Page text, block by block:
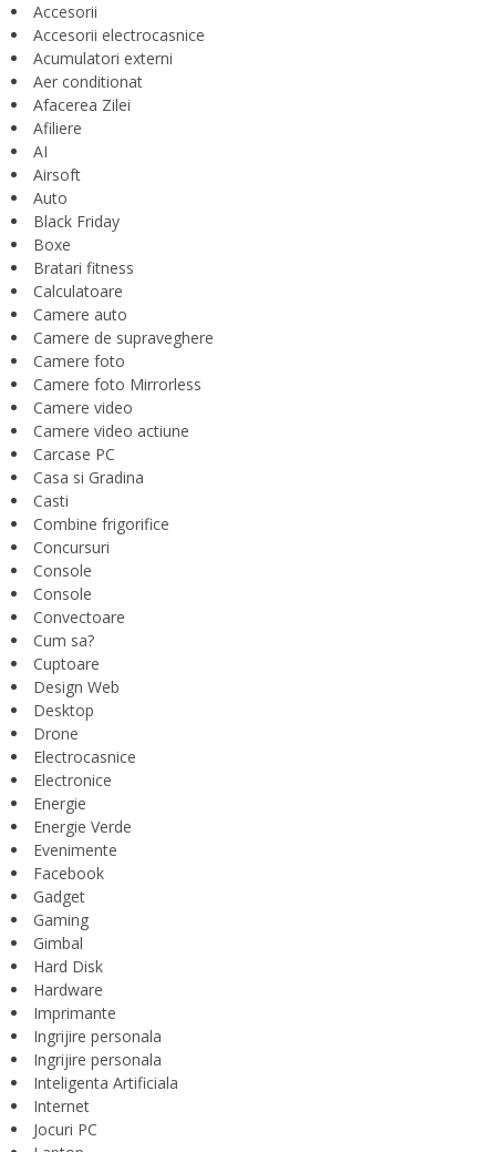
Accesorii
Accesorii electrocasnice
Acumulatori externi
Aer conditionat
Afacerea Zilei
Afiliere
AI
Airsoft
Auto
Black Friday
Boxe
Bratari fitness
Calculatoare
Camere auto
Camere de supraveghere
Camere foto
Camere foto Mirrorless
Camere video
Camere video actiune
Carcase PC
Casa si Gradina
Casti
Combine frigorifice
Concursuri
Console
Console
Convectoare
Cum sa?
Cuptoare
Design Web
Desktop
Drone
Electrocasnice
Electronice
Energie
Energie Verde
Evenimente
Facebook
Gadget
Gaming
Gimbal
Hard Disk
Hardware
Imprimante
Ingrijire personala
Ingrijire personala
Inteligenta Artificiala
Internet
Jocuri PC